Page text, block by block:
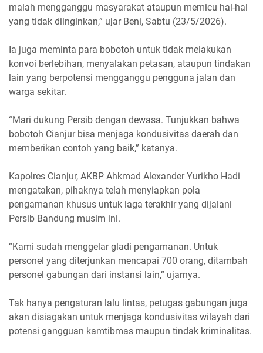
malah mengganggu masyarakat ataupun memicu hal-hal
yang tidak diinginkan,” ujar Beni, Sabtu (23/5/2026).
‎Ia juga meminta para bobotoh untuk tidak melakukan
konvoi berlebihan, menyalakan petasan, ataupun tindakan
lain yang berpotensi mengganggu pengguna jalan dan
warga sekitar.
‎“Mari dukung Persib dengan dewasa. Tunjukkan bahwa
bobotoh Cianjur bisa menjaga kondusivitas daerah dan
memberikan contoh yang baik,” katanya.
‎Kapolres Cianjur, AKBP Ahkmad Alexander Yurikho Hadi
mengatakan, pihaknya telah menyiapkan pola
pengamanan khusus untuk laga terakhir yang dijalani
Persib Bandung musim ini.
‎“Kami sudah menggelar gladi pengamanan. Untuk
personel yang diterjunkan mencapai 700 orang, ditambah
personel gabungan dari instansi lain,” ujarnya.
‎Tak hanya pengaturan lalu lintas, petugas gabungan juga
akan disiagakan untuk menjaga kondusivitas wilayah dari
potensi gangguan kamtibmas maupun tindak kriminalitas.